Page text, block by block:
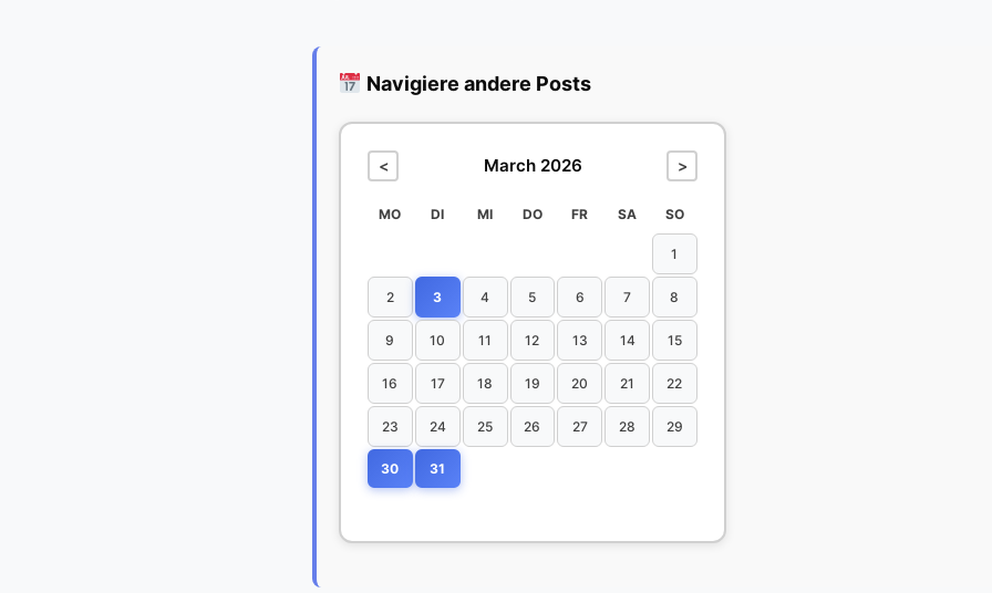
Navigiere andere Posts
< March 2026 >
MO DI MI DO FR SA SO
1
2 3 4 5 6 7 8
9 10 11 12 13 14 15
16 17 18 19 20 21 22
23 24 25 26 27 28 29
30 31